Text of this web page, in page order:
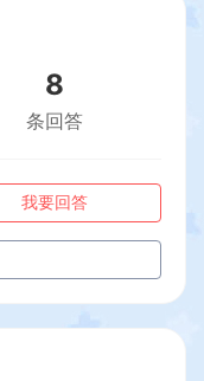
8
条回答
我要回答